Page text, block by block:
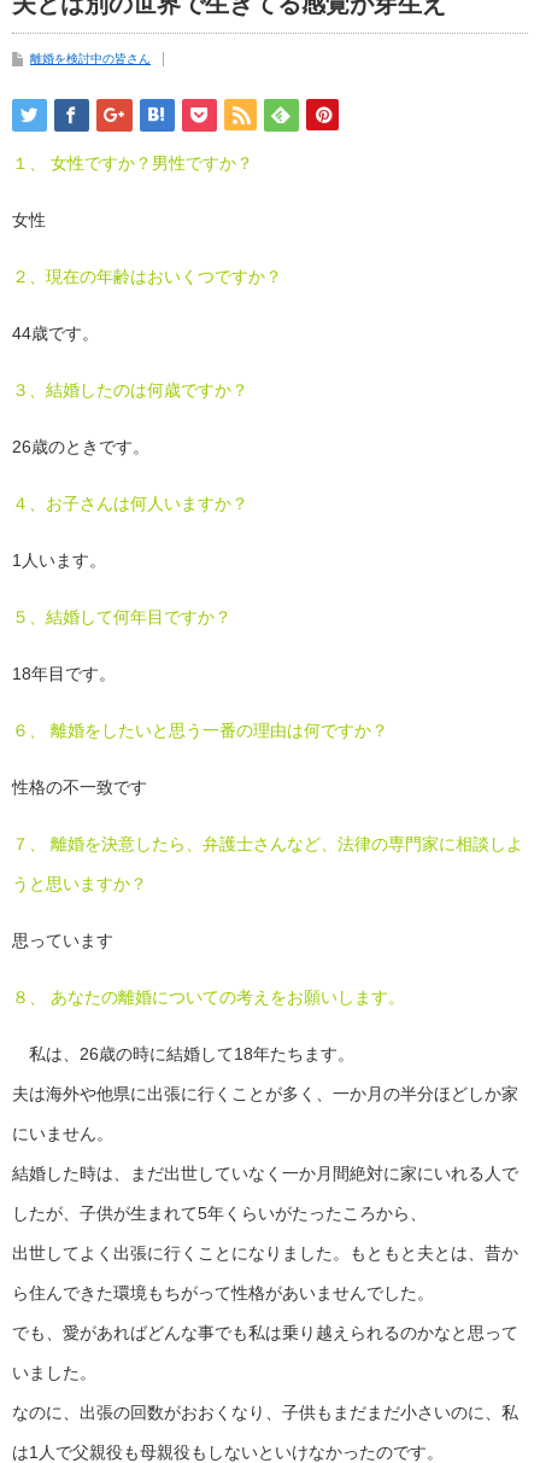
離婚を検討中の皆さん
１、 女性ですか？男性ですか？
女性
２、現在の年齢はおいくつですか？
44歳です。
３、結婚したのは何歳ですか？
26歳のときです。
４、お子さんは何人いますか？
1人います。
５、結婚して何年目ですか？
18年目です。
６、 離婚をしたいと思う一番の理由は何ですか？
性格の不一致です
７、 離婚を決意したら、弁護士さんなど、法律の専門家に相談しよ
うと思いますか？
思っています
８、 あなたの離婚についての考えをお願いします。
私は、26歳の時に結婚して18年たちます。
夫は海外や他県に出張に行くことが多く、一か月の半分ほどしか家
にいません。
結婚した時は、まだ出世していなく一か月間絶対に家にいれる人で
したが、子供が生まれて5年くらいがたったころから、
出世してよく出張に行くことになりました。もともと夫とは、昔か
ら住んできた環境もちがって性格があいませんでした。
でも、愛があればどんな事でも私は乗り越えられるのかなと思って
いました。
なのに、出張の回数がおおくなり、子供もまだまだ小さいのに、私
は1人で父親役も母親役もしないといけなかったのです。